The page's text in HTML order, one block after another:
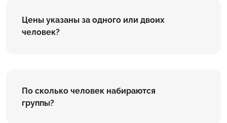
Цены указаны за одного или двоих
человек?
По сколько человек набираются
группы?